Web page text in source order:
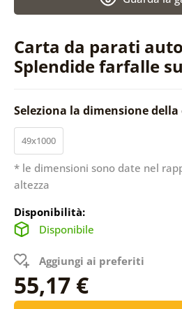
Carta da parati
Splendide farfalle
Seleziona la dimensione
49x1000
* le dimensioni sono date nel
altezza
Disponibilità:
Disponibile
Aggiungi ai preferiti
55,17 €